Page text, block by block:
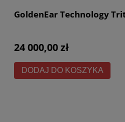
GoldenEar Technology
24 000,00 zł
DODAJ DO KOSZYKA